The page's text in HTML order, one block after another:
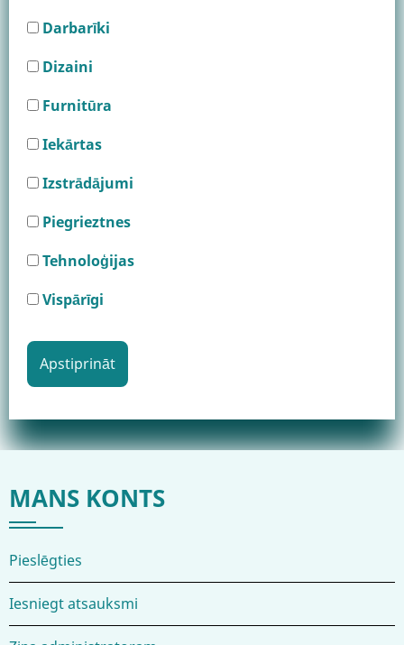
Darbarīki
Dizaini
Furnitūra
Iekārtas
Izstrādājumi
Piegrieztnes
Tehnoloģijas
Vispārīgi
MANS KONTS
Pieslēgties
Iesniegt atsauksmi